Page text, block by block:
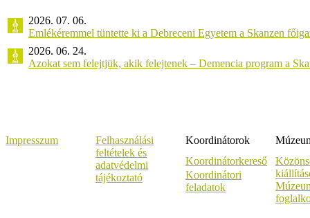
2026. 07. 06.
Emlékéremmel tüntette ki a Debreceni Egyetem a Skanzen
2026. 06. 24.
Azokat sem felejtjük, akik felejtenek – Demencia program a
Impresszum
Felhasználási
feltételek és
adatvédelmi
tájékoztató
Koordinátorok
Koordinátorkereső
Koordinátori
feladatok